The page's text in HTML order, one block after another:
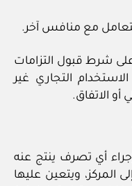
مع منافس آخر.
على شرط قبول التزامات
التجاري غير
الاتفاق.
أي تصرف ينتج عنه
المركز، ويتعين عليها